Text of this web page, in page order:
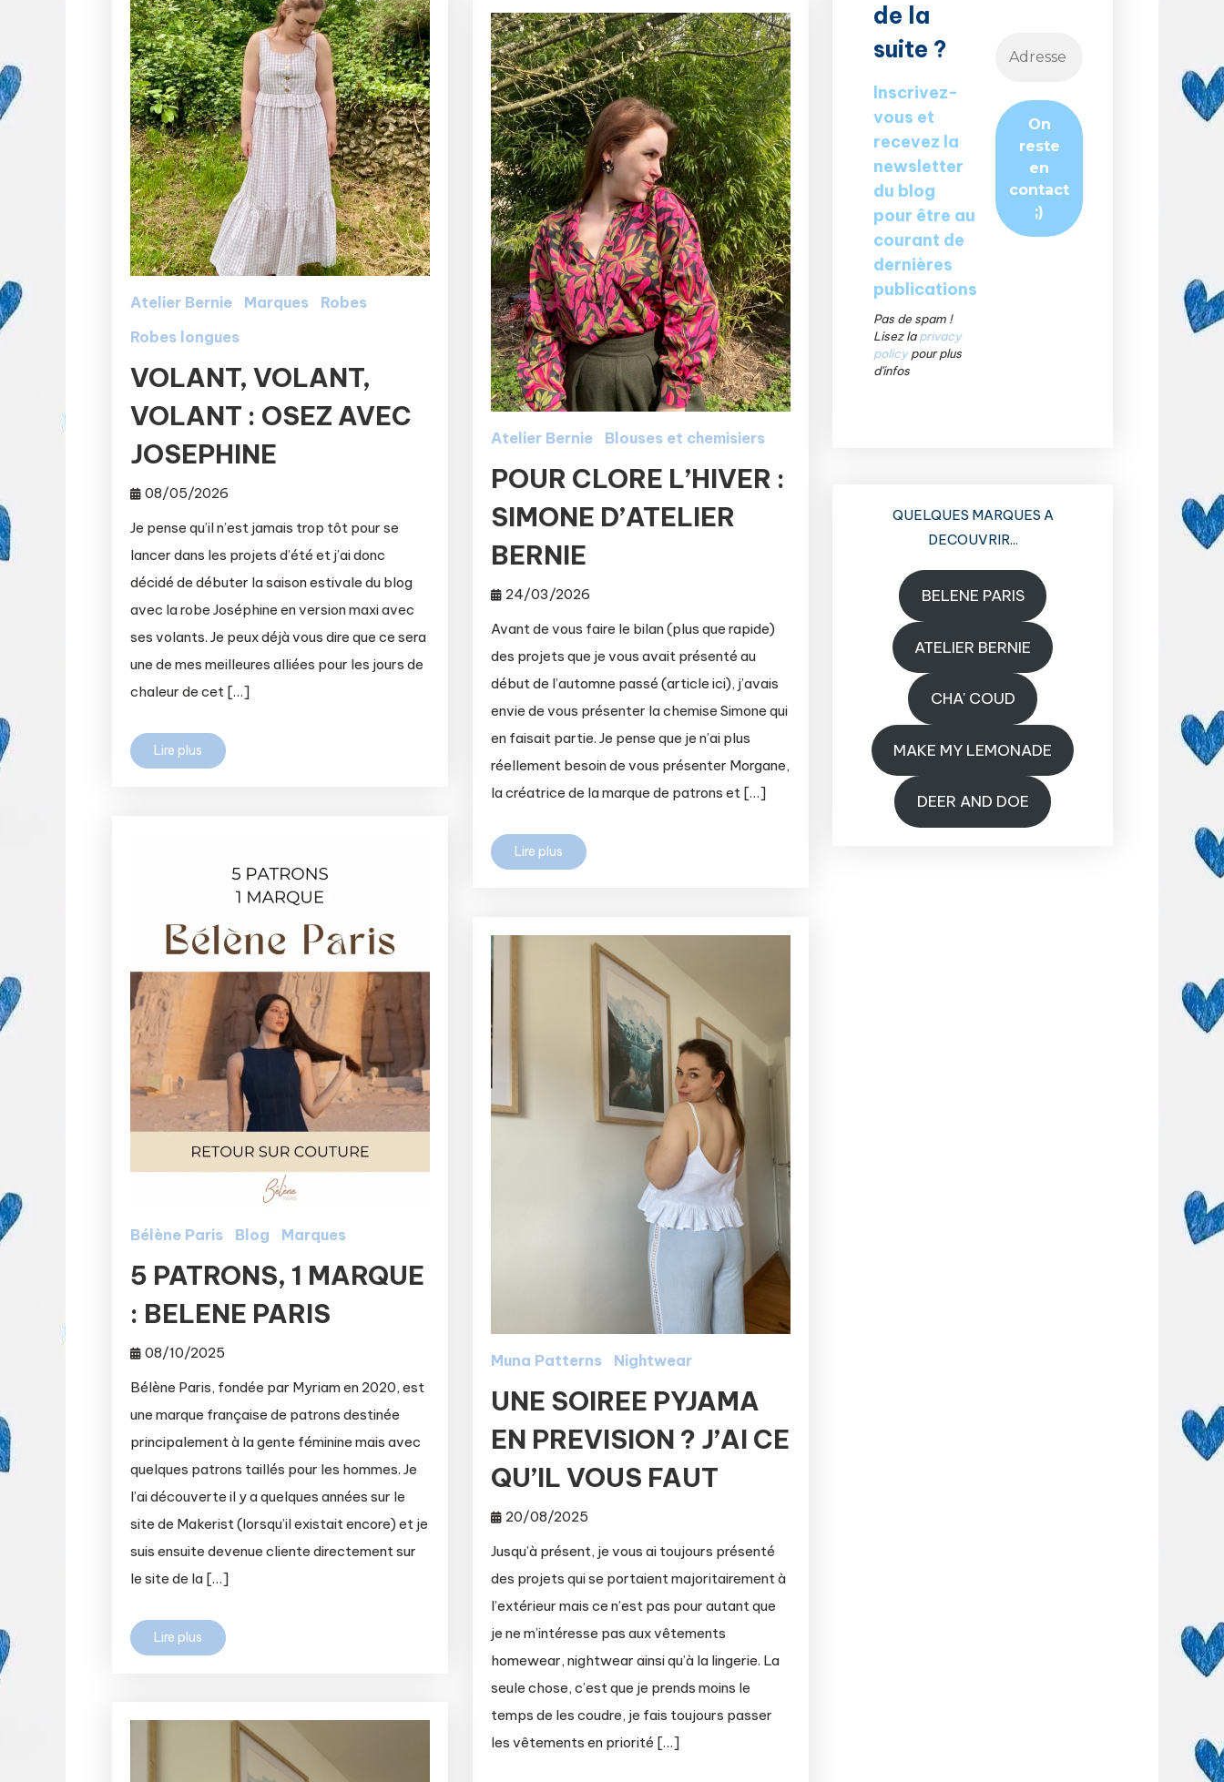
Atelier Bernie Marques
Robes
Robes longues
VOLANT, VOLANT,
VOLANT : OSEZ AVEC
JOSEPHINE
08/05/2026
Je pense qu’il n’est jamais trop tôt pour se
lancer dans les projets d’été et j’ai donc
décidé de débuter la saison estivale du blog
avec la robe Joséphine en version maxi avec
ses volants. Je peux déjà vous dire que ce sera
une de mes meilleures alliées pour les jours de
chaleur de cet […]
Lire plus
Atelier Bernie Blouses et chemisiers
POUR CLORE L’HIVER :
SIMONE D’ATELIER
BERNIE
24/03/2026
Avant de vous faire le bilan (plus que rapide)
des projets que je vous avait présenté au
début de l’automne passé (article ici), j’avais
envie de vous présenter la chemise Simone qui
en faisait partie. Je pense que je n’ai plus
réellement besoin de vous présenter Morgane,
la créatrice de la marque de patrons et […]
Lire plus
Bélène Paris Blog Marques
5 PATRONS, 1 MARQUE
: BELENE PARIS
08/10/2025
Bélène Paris, fondée par Myriam en 2020, est
une marque française de patrons destinée
principalement à la gente féminine mais avec
quelques patrons taillés pour les hommes. Je
l’ai découverte il y a quelques années sur le
site de Makerist (lorsqu’il existait encore) et je
suis ensuite devenue cliente directement sur
le site de la […]
Lire plus
Muna Patterns Nightwear
UNE SOIREE PYJAMA
EN PREVISION ? J’AI CE
QU’IL VOUS FAUT
20/08/2025
Jusqu’à présent, je vous ai toujours présenté
des projets qui se portaient majoritairement à
l’extérieur mais ce n’est pas pour autant que
je ne m’intéresse pas aux vêtements
homewear, nightwear ainsi qu’à la lingerie. La
seule chose, c’est que je prends moins le
temps de les coudre, je fais toujours passer
les vêtements en priorité […]
de la
suite ?
Inscrivez-
vous et
recevez la
newsletter
du blog
pour être au
courant de
dernières
publications
Pas de spam !
Lisez laprivacy
policypour plus
d'infos
QUELQUES MARQUES A
DECOUVRIR...
BELENE PARIS
ATELIER BERNIE
CHA' COUD
MAKE MY LEMONADE
DEER AND DOE